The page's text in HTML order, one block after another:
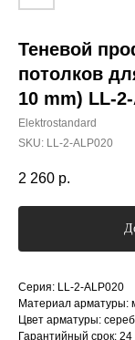
Теневой
потолков
10 mm) LL-
Elektrostandard
SKU: LL-2-ALP020
2 260 р.
Серия: LL-2-ALP020
Материал арматуры:
Цвет арматуры:
Гарантийный срок: 24